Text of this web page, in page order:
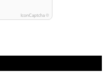
IconCaptcha ©